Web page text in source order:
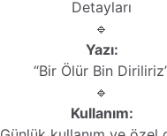
Detayları
🔹
Yazı:
“Bir Ölür Bin
🔹
Kullanım: